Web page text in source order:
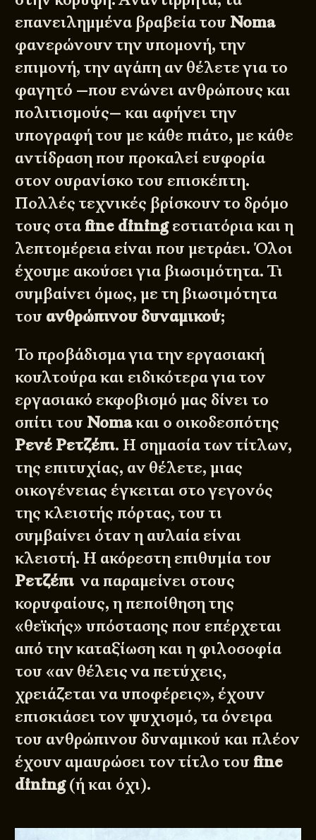
επανειλημμένα βραβεία του Noma
φανερώνουν την υπομονή, την
επιμονή, την αγάπη αν θέλετε για το
φαγητό —που ενώνει ανθρώπους και
πολιτισμούς— και αφήνει την
υπογραφή του με κάθε πιάτο, με κάθε
αντίδραση που προκαλεί ευφορία
στον ουρανίσκο του επισκέπτη.
Πολλές τεχνικές βρίσκουν το δρόμο
τους στα fine diningεστιατόρια και η
λεπτομέρεια είναι που μετράει. Όλοι
έχουμε ακούσει για βιωσιμότητα. Τι
συμβαίνει όμως, με τη βιωσιμότητα
του ανθρώπινου δυναμικού;
Το προβάδισμα για την εργασιακή
κουλτούρα και ειδικότερα για τον
εργασιακό εκφοβισμό μας δίνει το
σπίτι του Nomaκαι ο οικοδεσπότης
Ρενέ Ρετζέπι. Η σημασία των τίτλων,
της επιτυχίας, αν θέλετε, μιας
οικογένειας έγκειται στο γεγονός
της κλειστής πόρτας, του τι
συμβαίνει όταν η αυλαία είναι
κλειστή. Η ακόρεστη επιθυμία του
Ρετζέπι να παραμείνει στους
κορυφαίους, η πεποίθηση της
«θεϊκής» υπόστασης που επέρχεται
από την καταξίωση και η φιλοσοφία
του «αν θέλεις να πετύχεις,
χρειάζεται να υποφέρεις», έχουν
επισκιάσει τον ψυχισμό, τα όνειρα
του ανθρώπινου δυναμικού και πλέον
έχουν αμαυρώσει τον τίτλο του fine
dining(ή και όχι).